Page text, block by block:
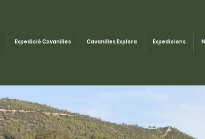
Expedició Cavanilles Cavanilles Explora Expedicions